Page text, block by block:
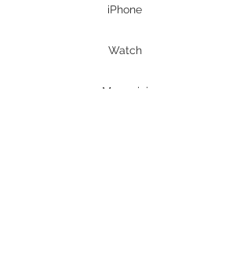
iPhone
Watch
Mac mini